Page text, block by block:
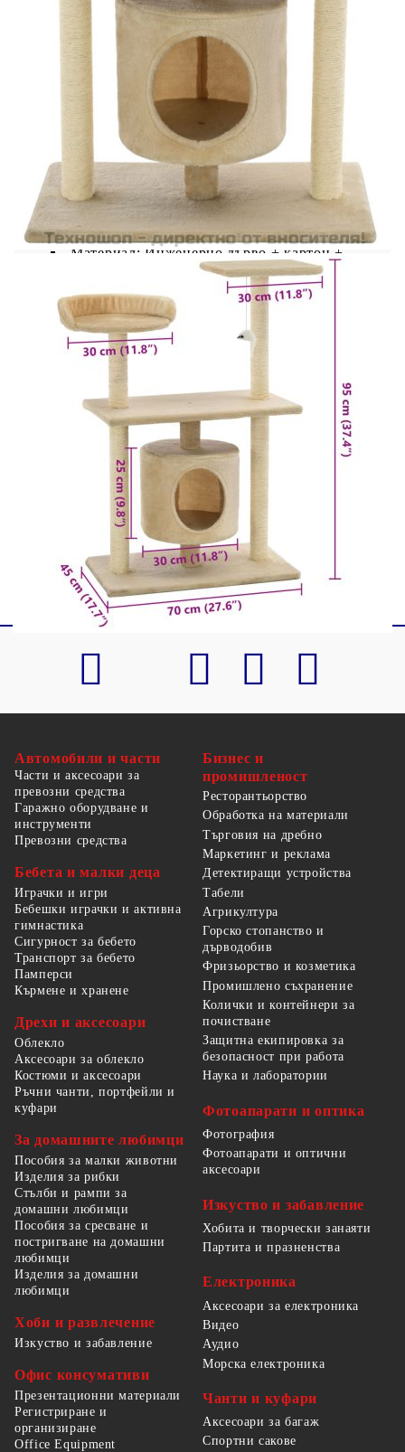
инстинктите им. Те също ще се забавляват,
докато скачат нагоре и надолу по този забавен
център за игри. На върха на котешкото дърво
има висяща играчка, която ще ангажира
любопитните ви котки. Когато са получили
достатъчно забавление, вашите малки приятели
ще могат да почиват на горните платформи, от
където ще имат по-добър изглед. Те могат също
да се скрият в уютната къща, за да подремнат. С
всички тези забавни функции, тази къща за игра
ще стане любимото място за игра на любимците
ви!
Цвят: Бежов
Материал: Инженерно дърво + картон +
плюшена тъкан + сизалено въже
Общи размери: 70 x 45 x 95 см (Д x Ш x В)
Размери на къщичката: 30 х 25 см
(Диаметър х В)
Размери на основата: 60 x 35 см (Д x Ш)
Диаметър на кръгла платформа: 30 см
Размери на квадратната платформа: 30 x 30
см (Д x Ш)
С къщичка, висяща играчка, драскалки и
платформи
Плат: Полиестер: 100%
Автомобили и части
Части и аксесоари за
превозни средства
Гаражно оборудване и
инструменти
Превозни средства
Бебета и малки деца
Играчки и игри
Бебешки играчки и активна
гимнастика
Сигурност за бебето
Транспорт за бебето
Памперси
Кърмене и хранене
Дрехи и аксесоари
Облекло
Аксесоари за облекло
Костюми и аксесоари
Ръчни чанти, портфейли и
куфари
За домашните любимци
Пособия за малки животни
Изделия за рибки
Стълби и рампи за
домашни любимци
Пособия за сресване и
постригване на домашни
любимци
Изделия за домашни
любимци
Хоби и развлечение
Изкуство и забавление
Офис консумативи
Презентационни материали
Регистриране и
организиране
Office Equipment
Бизнес и
промишленост
Ресторантьорство
Обработка на материали
Търговия на дребно
Маркетинг и реклама
Детектиращи устройства
Табели
Агрикултура
Горско стопанство и
дърводобив
Фризьорство и козметика
Промишлено съхранение
Колички и контейнери за
почистване
Защитна екипировка за
безопасност при работа
Наука и лаборатории
Фотоапарати и оптика
Фотография
Фотоапарати и оптични
аксесоари
Изкуство и забавление
Хобита и творчески занаяти
Партита и празненства
Електроника
Аксесоари за електроника
Видео
Аудио
Морска електроника
Чанти и куфари
Аксесоари за багаж
Спортни сакове